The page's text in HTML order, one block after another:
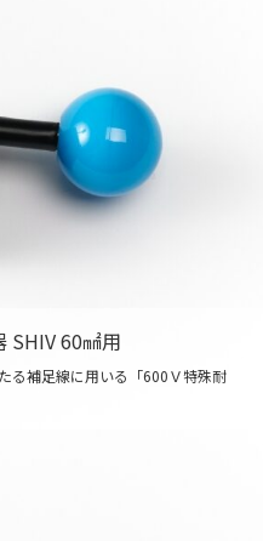
SHIV 60㎟用
る補足線に用いる「600Ｖ特殊耐